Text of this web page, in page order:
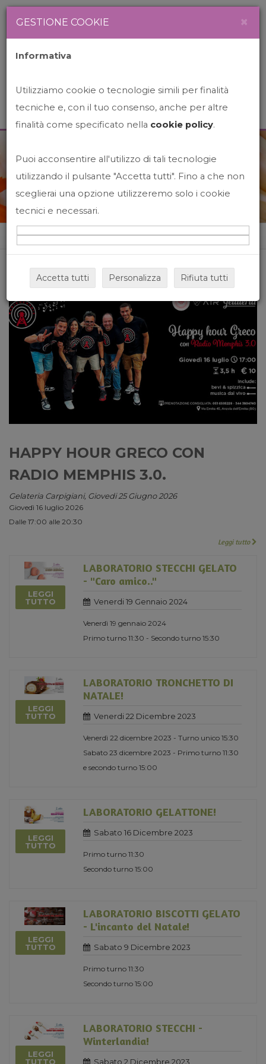
News&Events
Home News&events
HAPPY HOUR GRECO CON
RADIO MEMPHIS 3.0.
Gelateria Carpigiani, Giovedi 25 Giugno 2026
Giovedì 16 luglio 2026
Dalle 17:00 alle 20:30
Leggi tutto
LEGGI
TUTTO
LABORATORIO STECCHI GELATO
- "Caro amico.."
Venerdi 19 Gennaio 2024
Venerdì 19 gennaio 2024
Primo turno 11:30 - Secondo turno 15:30
LEGGI
TUTTO
LABORATORIO TRONCHETTO DI
NATALE!
Venerdi 22 Dicembre 2023
Venerdì 22 dicembre 2023 - Turno unico 15:30
Sabato 23 dicembre 2023 - Primo turno 11:30
e secondo turno 15:00
LEGGI
TUTTO
LABORATORIO GELATTONE!
Sabato 16 Dicembre 2023
Primo turno 11:30
Secondo turno 15:00
LEGGI
TUTTO
LABORATORIO BISCOTTI GELATO
- L'incanto del Natale!
Sabato 9 Dicembre 2023
Primo turno 11:30
Secondo turno 15:00
LEGGI
TUTTO
LABORATORIO STECCHI -
Winterlandia!
Sabato 2 Dicembre 2023
GESTIONE COOKIE ×
Informativa
Utilizziamo cookie o tecnologie simili per finalità
tecniche e, con il tuo consenso, anche per altre
finalità come specificato nella cookie policy.
Puoi acconsentire all'utilizzo di tali tecnologie
utilizzando il pulsante "Accetta tutti". Fino a che non
sceglierai una opzione utilizzeremo solo i cookie
tecnici e necessari.
Accetta tutti Personalizza Rifiuta tutti